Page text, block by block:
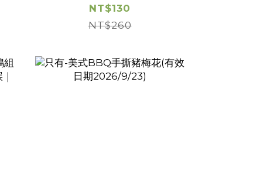
(帶皮)【惜福良品優
惠】(有效日期
NT$130
NT$260